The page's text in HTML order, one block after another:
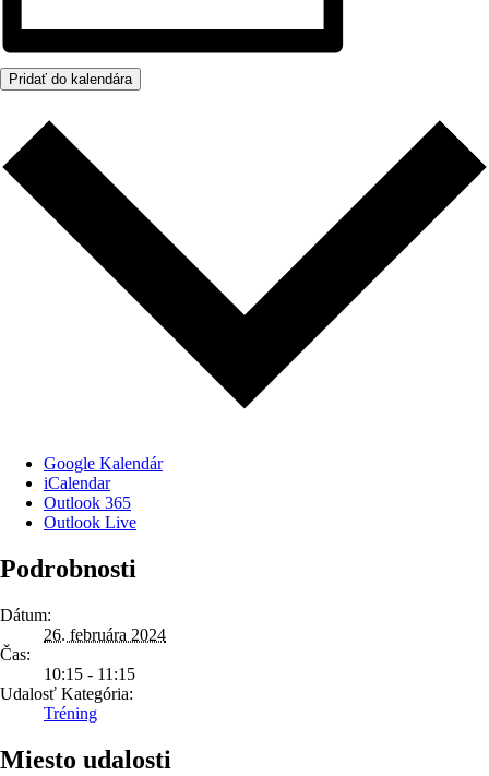
Pridať do kalendára
Google Kalendár
iCalendar
Outlook 365
Outlook Live
Podrobnosti
Dátum:
26. februára 2024
Čas:
10:15 - 11:15
Udalosť Kategória:
Tréning
Miesto udalosti